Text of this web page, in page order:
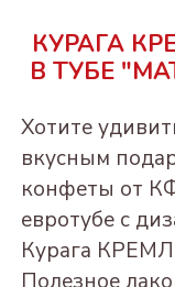
Новинки
ЧИЗ
Из
Из
Драже
Из
Конфеты в
Пакеты
Конфеты и
БЕЗ
КУРАГА
В ТУБЕ
Хотите
вкусным
конфеты от
евротубе с
Курага